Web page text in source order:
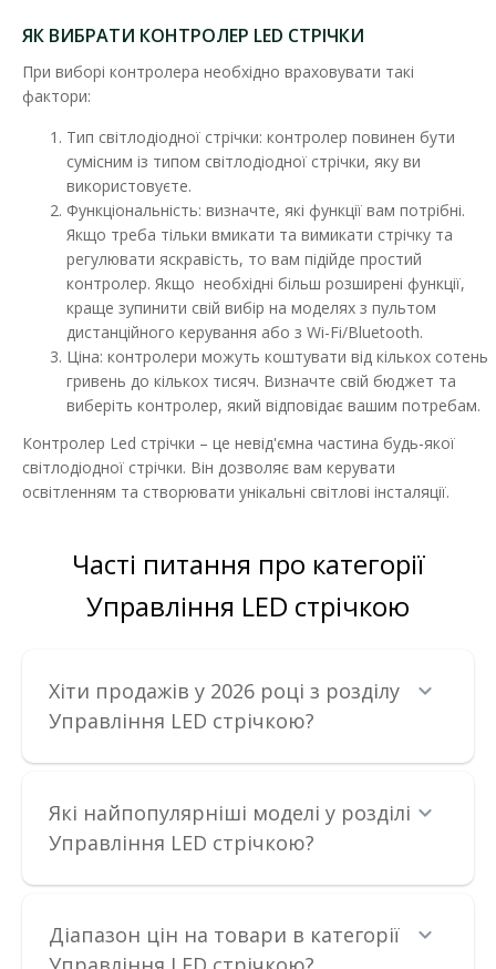
Контролер стрічки LED LIGHT 18A (RGB) 216W з
сенсорним пультом білий
Наявність: В наявності
RGB-контролер LED LIGHT призначений для створення
світлодинамічних ефектів і управління кольором сві..
558.26 грн
ДО КОШИКА
В закладки
ЯК ВИБРАТИ КОНТРОЛЕР LED СТРІЧКИ
При виборі контролера необхідно враховувати такі
фактори:
Тип світлодіодної стрічки: контролер повинен бути
сумісним із типом світлодіодної стрічки, яку ви
використовуєте.
Функціональність: визначте, які функції вам потрібні.
Якщо треба тільки вмикати та вимикати стрічку та
регулювати яскравість, то вам підійде простий
контролер. Якщо необхідні більш розширені функції,
краще зупинити свій вибір на моделях з пультом
дистанційного керування або з Wi-Fi/Bluetooth.
Ціна: контролери можуть коштувати від кількох сотень
гривень до кількох тисяч. Визначте свій бюджет та
виберіть контролер, який відповідає вашим потребам.
Контролер Led стрічки – це невід'ємна частина будь-якої
світлодіодної стрічки. Він дозволяє вам керувати
освітленням та створювати унікальні світлові інсталяції.
Часті питання про категорії
Управління LED стрічкою
Хіти продажів у 2026 році з розділу
Управління LED стрічкою?
Які найпопулярніші моделі у розділі
Управління LED стрічкою?
Діапазон цін на товари в категорії